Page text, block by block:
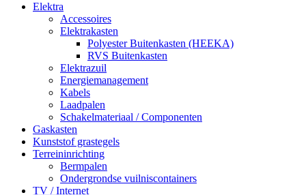
Elektra
Accessoires
Elektrakasten
Polyester Buitenkasten (HEEKA)
RVS Buitenkasten
Elektrazuil
Energiemanagement
Kabels
Laadpalen
Schakelmateriaal / Componenten
Gaskasten
Kunststof grastegels
Terreininrichting
Bermpalen
Ondergrondse vuilniscontainers
TV / Internet